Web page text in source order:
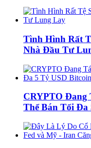
Tình Hình Rất
Nhà Đầu Tư
CRYPTO Đang
Thể Bán Tối Đa